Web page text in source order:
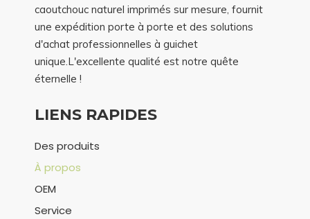
caoutchouc naturel imprimés sur mesure, fournit
une expédition porte à porte et des solutions
d'achat professionnelles à guichet
unique.L'excellente qualité est notre quête
éternelle !
LIENS RAPIDES
Des produits
À propos
OEM
Service